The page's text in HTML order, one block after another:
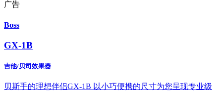
广告
Boss
GX-1B
吉他/贝司效果器
贝斯手的理想伴侣GX-1B 以小巧便携的尺寸为您呈现专业级